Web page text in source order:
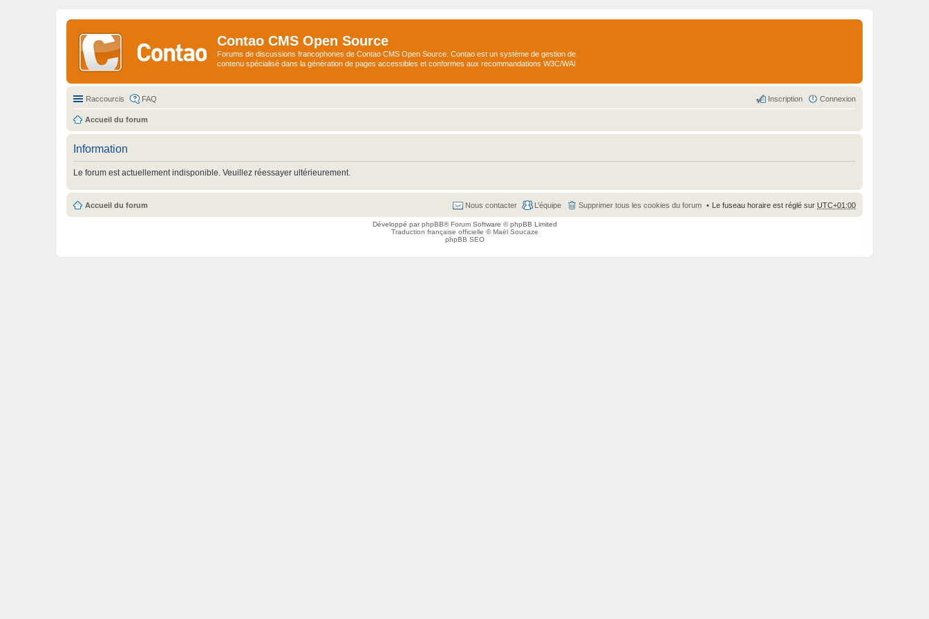
Contao CMS Open Source
Forums de discussions francophones de Contao CMS Open Source. Contao est un système de gestion de
contenu spécialisé dans la génération de pages accessibles et conformes aux recommandations W3C/WAI
Raccourcis FAQ Connexion
Inscription
Accueil du forum
Information
Le forum est actuellement indisponible. Veuillez réessayer ultérieurement.
Accueil du forum Le fuseau horaire est réglé sur UTC+01:00
Supprimer tous les cookies du forum
L’équipe
Nous contacter
Développé parphpBB® Forum Software © phpBB Limited
Traduction française officielle ©Maël Soucaze
phpBB SEO